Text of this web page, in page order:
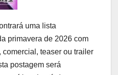
uma lista
primavera de 2026 com
teaser ou trailer
postagem será